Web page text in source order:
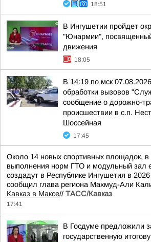
18:51
В Ингушетии пройдет
"Юнармии",
движения
18:05
В 14:19 по мск
обработки вызовов
сообщение о дорожно-
происшествии в с.п.
Шоссейная
17:45
Около 14 новых спортивных площадок,
выполнения норм ГТО и модульный зал
создадут в Республике Ингушетия в
сообщил глава региона Махмуд-Али
Кавказ в Максе// ТАСС/Кавказ
17:41
В Госдуме предложили
государственную